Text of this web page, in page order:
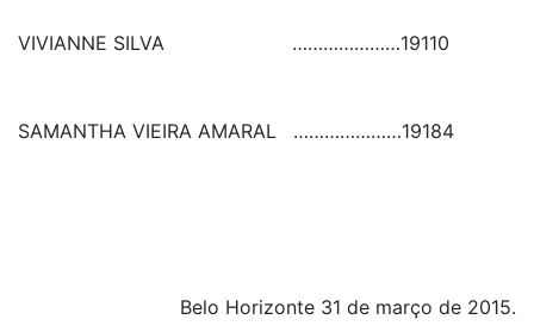
VIVIANNE SILVA …………………19110
SAMANTHA VIEIRA AMARAL …………………19184
Belo Horizonte 31 de março de 2015.